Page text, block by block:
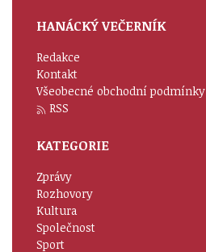
HANÁCKÝ VEČERNÍK
Redakce
Kontakt
Všeobecné obchodní podmínky
RSS
KATEGORIE
Zprávy
Rozhovory
Kultura
Společnost
Sport